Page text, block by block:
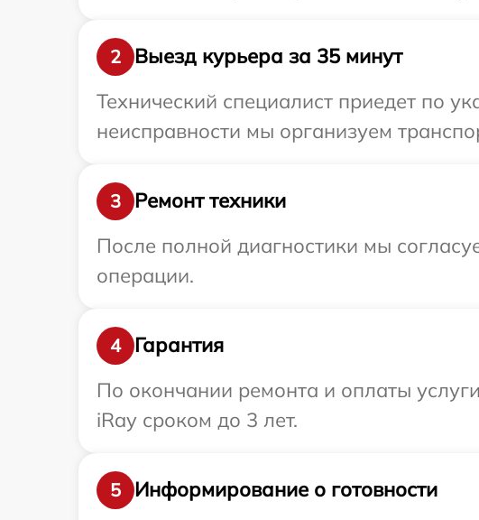
2
Выезд курьера за 35 минут
Технический специалист приедет по
неисправности мы организуем
3
Ремонт техники
После полной диагностики мы
операции.
4
Гарантия
По окончании ремонта и оплаты
iRay сроком до 3 лет.
5
Информирование о готовности